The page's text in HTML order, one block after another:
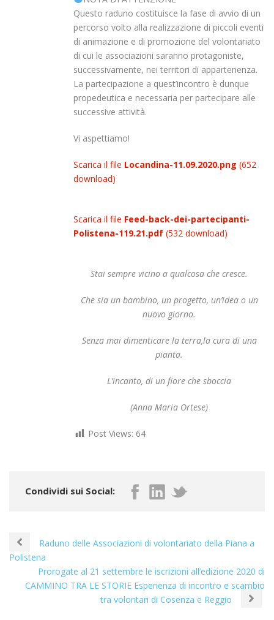
Questo raduno costituisce la fase di avvio di un
percorso volto alla realizzazione di piccoli eventi
di animazione e di promozione del volontariato
di cui le associazioni saranno protagoniste,
successivamente, nei territori di appartenenza.
La partecipazione a quest’incontro è dunque
propedeutica e necessaria per partecipare alle
successive attività.
Vi aspettiamo!
Scarica il file Locandina-11.09.2020.png (652
download)
Scarica il file Feed-back-dei-partecipanti-
Polistena-119.21.pdf (532 download)
Stai sempre vicino a qualcosa che cresce.
Che sia un bambino, un progetto, un’idea o un
nuovo giorno.
Senza mai dimenticare la terra,la cura di una
pianta.
L’incanto, di un fiore che sboccia
(Anna Maria Ortese)
Post Views: 64
Condividi sui Social:
Raduno delle Associazioni di volontariato della Piana a
Polistena
Prorogate al 21 settembre le iscrizioni all’edizione 2020 di
CAMMINO TRA LE STORIE Esperienza di incontro e scambio
tra volontari di Cosenza e Reggio